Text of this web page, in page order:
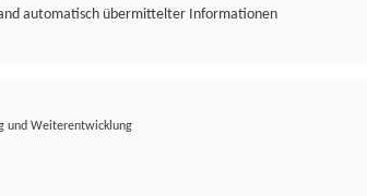
automatisch übermittelter Informationen
und Weiterentwicklung